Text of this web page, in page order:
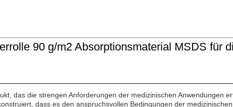
90 g/m2 Absorptionsmaterial MSDS für
das die strengen Anforderungen der medizinischen Anwendungen
dass es den anspruchsvollen Bedingungen der